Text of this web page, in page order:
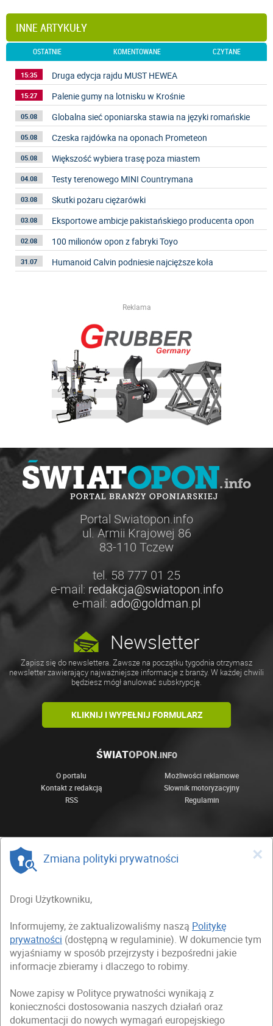
INNE ARTYKUŁY
OSTATNIE KOMENTOWANE CZYTANE
15:35 Druga edycja rajdu MUST HEWEA
15:27 Palenie gumy na lotnisku w Krośnie
05.08 Globalna sieć oponiarska stawia na języki romańskie
05.08 Czeska rajdówka na oponach Prometeon
05.08 Większość wybiera trasę poza miastem
04.08 Testy terenowego MINI Countrymana
03.08 Skutki pożaru ciężarówki
03.08 Eksportowe ambicje pakistańskiego producenta opon
02.08 100 milionów opon z fabryki Toyo
31.07 Humanoid Calvin podniesie najcięższe koła
Reklama
Portal Swiatopon.info
ul. Armii Krajowej 86
83-110 Tczew
tel. 58 777 01 25
e-mail: redakcja@swiatopon.info
e-mail: ado@goldman.pl
Newsletter
Zapisz się do newslettera. Zawsze na początku tygodnia otrzymasz
newsletter zawierający najważniejsze informacje z branży. W każdej chwili
będziesz mógł anulować subskrypcję.
KLIKNIJ I WYPEŁNIJ FORMULARZ
ŚWIATOPON.INFO
O portalu
Możliwości reklamowe
Kontakt z redakcją
Słownik motoryzacyjny
RSS
Regulamin
×
Zmiana polityki prywatności
Drogi Użytkowniku,
Informujemy, że zaktualizowaliśmy naszą Politykę
prywatności (dostępną w regulaminie). W dokumencie tym
wyjaśniamy w sposób przejrzysty i bezpośredni jakie
informacje zbieramy i dlaczego to robimy.
Nowe zapisy w Polityce prywatności wynikają z
konieczności dostosowania naszych działań oraz
dokumentacji do nowych wymagań europejskiego